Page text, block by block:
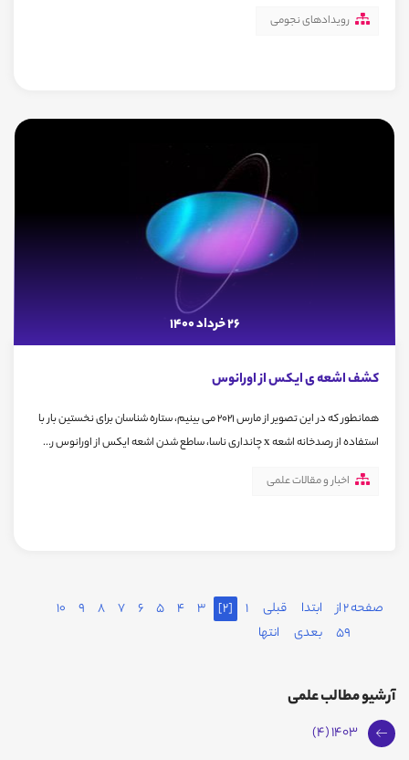
رویدادهای نجومی
26 خرداد 1400
کشف اشعه ی ایکس از اورانوس
همانطور که در این تصویر از مارس ۲۰۲۱ می بینیم، ستاره شناسان برای نخستین بار با
استفاده از رصدخانه اشعه x چانداری ناسا، ساطع شدن اشعه ایکس از اورانوس ر...
اخبار و مقالات علمی
صفحه 2 از
59
ابتدا قبلی 1
[2]
3
4
5
6
7
8
9
10
بعدی
انتها
آرشیو مطالب علمی
1403 (4)